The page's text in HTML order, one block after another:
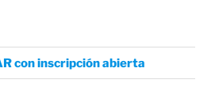
con inscripción abierta